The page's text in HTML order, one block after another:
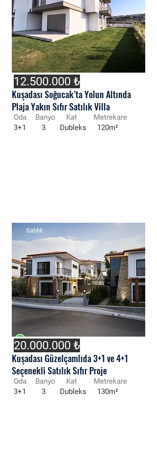
12.500.000₺
Kuşadası Soğucak’ta Yolun Altında
Plaja Yakın Sıfır Satılık Villa
Oda
3+1
Banyo
3
Kat
Dubleks
Metrekare
120m²
Satılık
20.000.000₺
Kuşadası Güzelçamlıda 3+1 ve 4+1
Seçenekli Satılık Sıfır Proje
Oda
3+1
Banyo
3
Kat
Dubleks
Metrekare
130m²